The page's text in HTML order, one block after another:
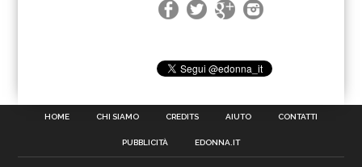
HOME CHI SIAMO CREDITS AIUTO CONTATTI
PUBBLICITÀ EDONNA.IT